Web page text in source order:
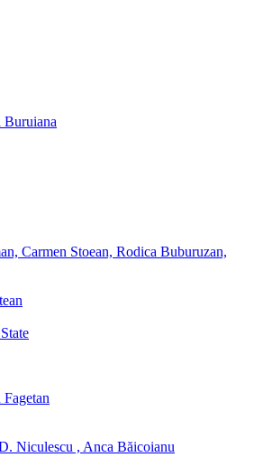
Carmen Stoean, Rodica Buburuzan,
Niculescu , Anca Băicoianu